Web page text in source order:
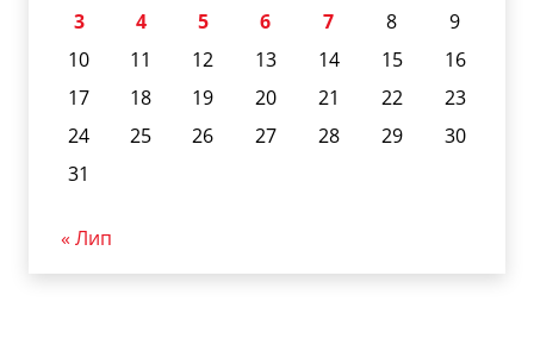
3
4 5 6 7 8
9
10
11 12 13 14 15
16
17
18 19 20 21 22
23
24
25 26 27 28 29
30
31
« Лип